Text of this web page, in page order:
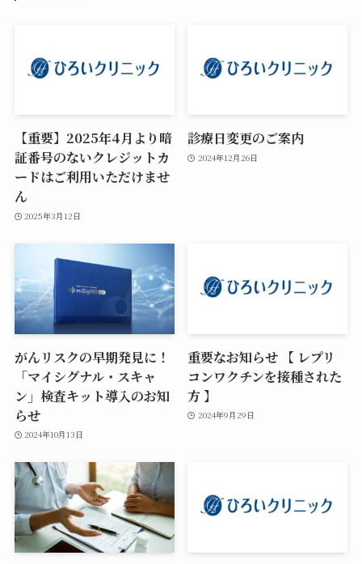
【重要】2025年4月より暗
証番号のないクレジットカ
ードはご利用いただけませ
ん
2025年3月12日
診療日変更のご案内
2024年12月26日
がんリスクの早期発見に！
「マイシグナル・スキャ
ン」検査キット導入のお知
らせ
2024年10月13日
重要なお知らせ 【 レプリ
コンワクチンを接種された
方 】
2024年9月29日